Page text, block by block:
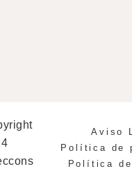
Aviso
Política de
Política